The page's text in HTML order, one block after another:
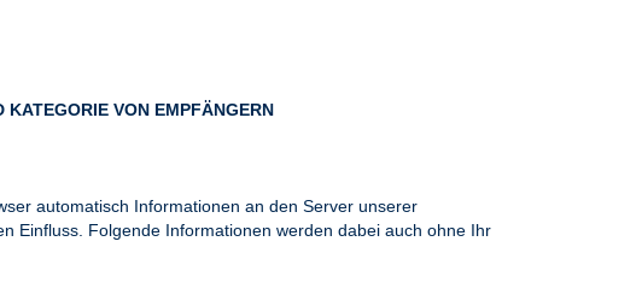
KATEGORIE VON EMPFÄNGERN
automatisch Informationen an den Server unserer
Einfluss. Folgende Informationen werden dabei auch ohne Ihr